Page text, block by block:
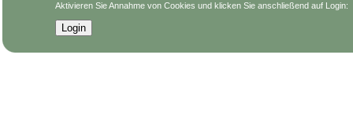
Aktivieren Sie Annahme von Cookies und klicken Sie anschließend auf Login: